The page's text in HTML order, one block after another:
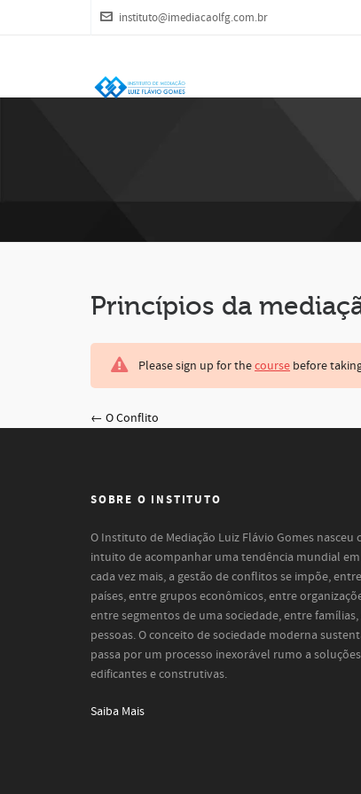
instituto@imediacaolfg.com.br
Princípios da
Please sign up for thecourse before
O Conflito
SOBRE O INSTITUTO
O Instituto de Mediação Luiz Flávio Gomes nasceu
intuito de acompanhar uma tendência mundial
cada vez mais, a gestão de conflitos se impõe, entre
países, entre grupos econômicos, entre
entre segmentos de uma sociedade, entre
pessoas. O conceito de sociedade moderna
passa por um processo inexorável rumo a soluções
edificantes e construtivas.
Saiba Mais